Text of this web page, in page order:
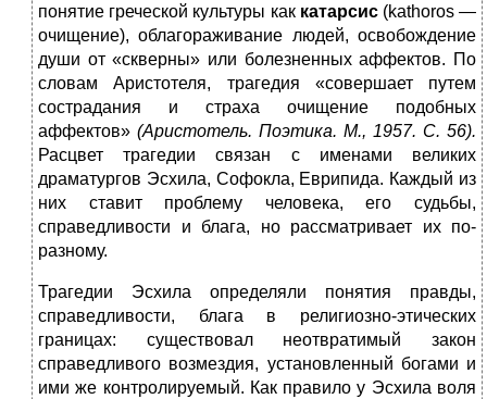
понятие греческой культуры каккатарсис(kathoros —
очищение), облагораживание людей, освобождение
души от «скверны» или болезненных аффектов. По
словам Аристотеля, трагедия «совершает путем
сострадания и страха очищение подобных
аффектов» (Аристотель. Поэтика. М., 1957. С. 56).
Расцвет трагедии связан с именами великих
драматургов Эсхила, Софокла, Еврипида. Каждый из
них ставит проблему человека, его судьбы,
справедливости и блага, но рассматривает их по-
разному.
Трагедии Эсхила определяли понятия правды,
справедливости, блага в религиозно-этических
границах: существовал неотвратимый закон
справедливого возмездия, установленный богами и
ими же контролируемый. Как правило у Эсхила воля